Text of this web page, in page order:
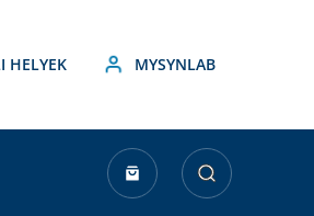
HELYEK MYSYNLAB